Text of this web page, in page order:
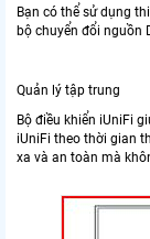
Bạn có thể sử dụng
bộ chuyển đổi nguồn
Quản lý tập trung
Bộ điều khiển iUniFi
iUniFi theo thời gian
xa và an toàn mà